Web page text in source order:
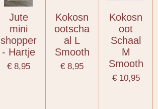
Jute
mini
shopper
- Hartje
€ 8,95
Kokosn
ootscha
al L
Smooth
€ 8,95
Kokosn
oot
Schaal
M
Smooth
€ 10,95